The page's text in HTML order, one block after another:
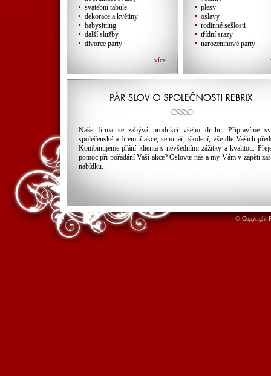
svatební tabule
dekorace a květiny
babysitting
další služby
divorce party
více
plesy
oslavy
rodinné sešlosti
třídní srazy
narozeninové party
Naše firma se zabývá produkcí všeho druhu. Připravíme
společenské a firemní akce, seminář, školení, vše dle Vašich
Kombinujeme přání klienta s nevšedními zážitky a kvalitou.
pomoc při pořádání Vaší akce? Oslovte nás a my Vám v zápětí
nabídku.
© Copyright